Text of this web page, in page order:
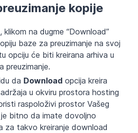
kopije
klikom na dugme “Download”
baze za preuzimanje na svoj
opciju će biti kreirana arhiva u
preuzimanje.
da Download opcija kreira
u okviru prostora hosting
raspoloživi prostor Vašeg
bitno da imate dovoljno
za takvo kreiranje download